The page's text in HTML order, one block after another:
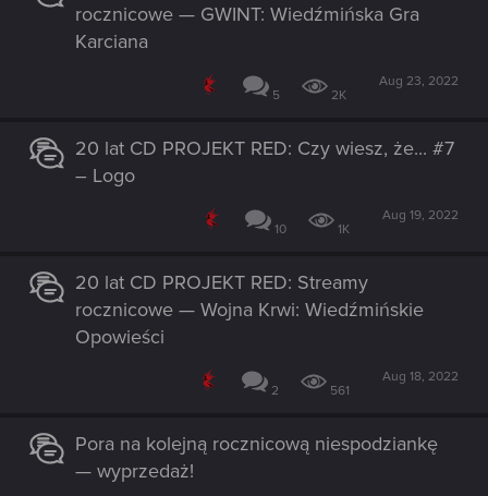
rocznicowe — GWINT: Wiedźmińska Gra
Karciana
5 2K
Aug 23, 2022
20 lat CD PROJEKT RED: Czy wiesz, że... #7
– Logo
10 1K
Aug 19, 2022
20 lat CD PROJEKT RED: Streamy
rocznicowe — Wojna Krwi: Wiedźmińskie
Opowieści
2 561
Aug 18, 2022
Pora na kolejną rocznicową niespodziankę
— wyprzedaż!